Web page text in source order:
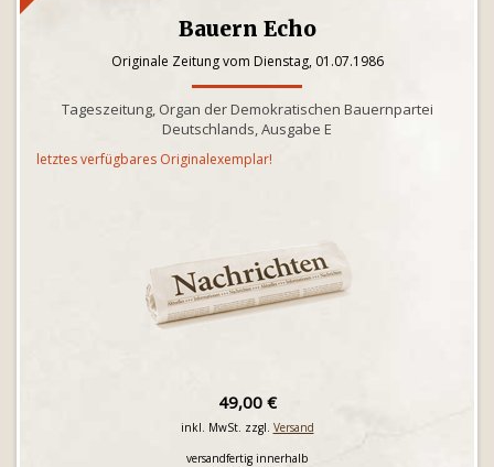
Bauern Echo
Originale Zeitung vom Dienstag, 01.07.1986
Tageszeitung, Organ der Demokratischen Bauernpartei
Deutschlands, Ausgabe E
letztes verfügbares Originalexemplar!
49,00 €
inkl. MwSt. zzgl. Versand
versandfertig innerhalb